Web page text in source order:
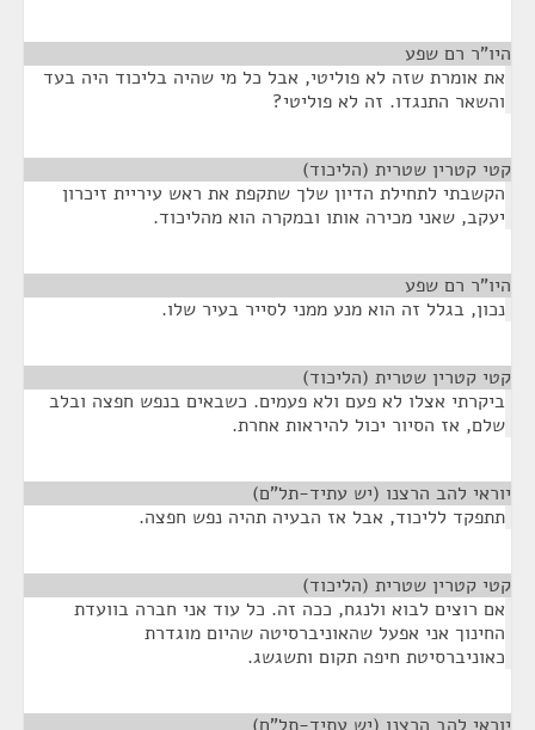
היו"ר רם שפע
את אומרת שזה לא פוליטי, אבל כל מי שהיה בליכוד היה בעד
והשאר התנגדו. זה לא פוליטי?
קטי קטרין שטרית (הליכוד)
הקשבתי לתחילת הדיון שלך שתקפת את ראש עיריית זיכרון
יעקב, שאני מכירה אותו ובמקרה הוא מהליכוד.
היו"ר רם שפע
נכון, בגלל זה הוא מנע ממני לסייר בעיר שלו.
קטי קטרין שטרית (הליכוד)
ביקרתי אצלו לא פעם ולא פעמים. כשבאים בנפש חפצה ובלב
שלם, אז הסיור יכול להיראות אחרת.
יוראי להב הרצנו (יש עתיד-תל"ם)
תתפקד לליכוד, אבל אז הבעיה תהיה נפש חפצה.
קטי קטרין שטרית (הליכוד)
אם רוצים לבוא ולנגח, ככה זה. כל עוד אני חברה בוועדת
החינוך אני אפעל שהאוניברסיטה שהיום מוגדרת
כאוניברסיטת חיפה תקום ותשגשג.